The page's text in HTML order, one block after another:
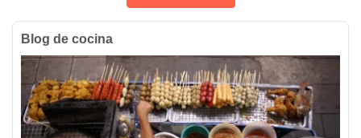
Blog de cocina